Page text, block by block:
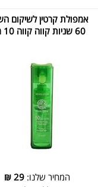
אמפולת קרטין לשיקום
60 שניות קווה קווה 10 מ"ל
המחיר שלנו:29
₪